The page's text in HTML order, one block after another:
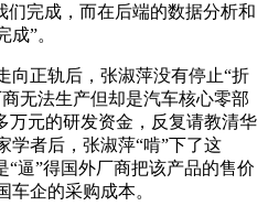
们完成，而在后端的数据分析和
”。
正轨后，张淑萍没有停止“折
无法生产但却是汽车核心零部
万元的研发资金，反复请教清华
学者后，张淑萍“啃”下了这
“逼”得国外厂商把该产品的售价
车企的采购成本。